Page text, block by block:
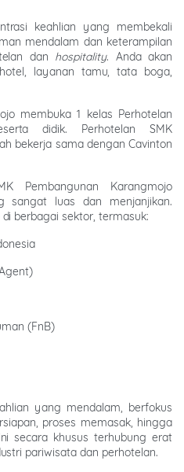
keahlian yang membekali
mendalam dan keterampilan
dan hospitality. Anda akan
layanan tamu, tata boga,
membuka 1 kelas Perhotelan
didik. Perhotelan SMK
bekerja sama dengan Cavinton
Pembangunan Karangmojo
sangat luas dan menjanjikan.
berbagai sektor, termasuk:
(FnB)
yang mendalam, berfokus
proses memasak, hingga
secara khusus terhubung erat
pariwisata dan perhotelan.